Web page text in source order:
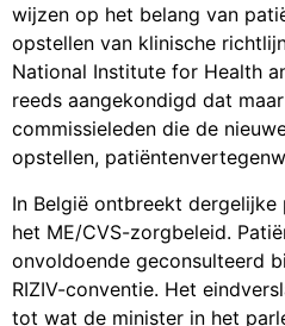
wijzen op het belang van
opstellen van klinische
National Institute for Health
reeds aangekondigd dat
commissieleden die de
opstellen,
In België ontbreekt
het ME/CVS-zorgbeleid.
onvoldoende geconsulteerd
RIZIV-conventie. Het
tot wat de minister in het